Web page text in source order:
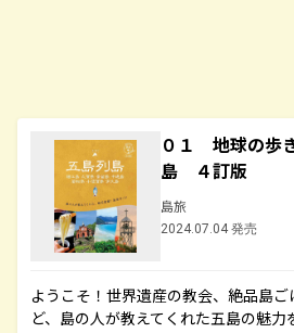
０１ 地球の
島 ４訂版
島旅
2024.07.04 発売
ようこそ！世界遺産の教会、絶品島
ど、島の人が教えてくれた五島の魅力